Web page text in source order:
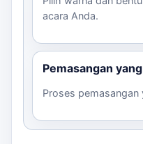
acara Anda.
Pemasangan
Proses